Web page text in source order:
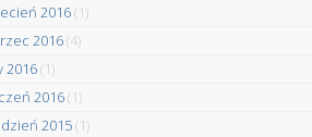
2016(1)
2016(4)
2016(1)
2016(1)
2015(1)